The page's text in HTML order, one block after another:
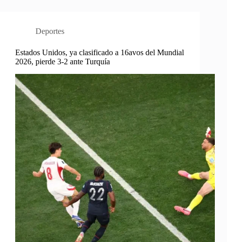
Deportes
Estados Unidos, ya clasificado a 16avos del Mundial
2026, pierde 3-2 ante Turquía